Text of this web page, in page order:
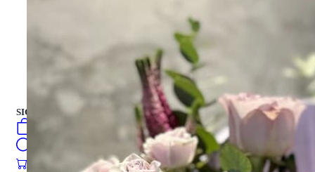
فارسی
english
turkish
Русский
العربية
SIGN IN SIGN UP
0öğeler
öğeler 0.00₺
کیک تازه
فارسی
english
turkish
Русский
العربية